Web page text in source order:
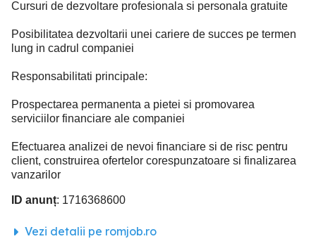
Cursuri de dezvoltare profesionala si personala gratuite
Posibilitatea dezvoltarii unei cariere de succes pe termen
lung in cadrul companiei
Responsabilitati principale:
Prospectarea permanenta a pietei si promovarea
serviciilor financiare ale companiei
Efectuarea analizei de nevoi financiare si de risc pentru
client, construirea ofertelor corespunzatoare si finalizarea
vanzarilor
ID anunț: 1716368600
Vezi detalii pe romjob.ro